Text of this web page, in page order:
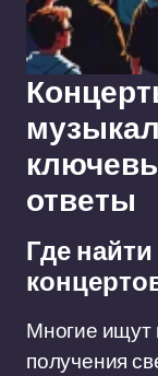
ответы
Где
Многие ищут
получения